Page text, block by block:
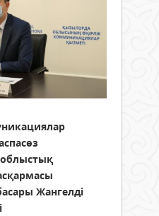
Жангелді